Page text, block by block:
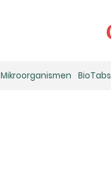
Mikroorganismen BioTabs